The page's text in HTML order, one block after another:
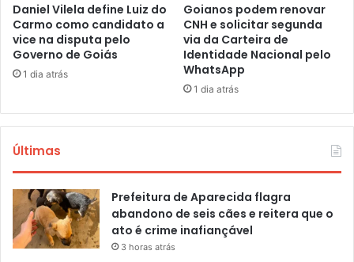
Daniel Vilela define Luiz do
Carmo como candidato a
vice na disputa pelo
Governo de Goiás
1 dia atrás
Goianos podem renovar
CNH e solicitar segunda
via da Carteira de
Identidade Nacional pelo
WhatsApp
1 dia atrás
Últimas
Prefeitura de Aparecida flagra
abandono de seis cães e reitera que o
ato é crime inafiançável
3 horas atrás